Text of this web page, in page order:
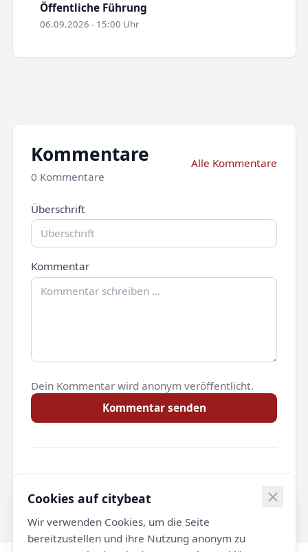
Öffentliche Führung
06.09.2026 - 15:00 Uhr
Kommentare
0 Kommentare
Alle Kommentare
Überschrift
Kommentar
Dein Kommentar wird anonym veröffentlicht.
Kommentar senden
Noch keine Kommentare.
Cookies auf citybeat
Wir verwenden Cookies, um die Seite
bereitzustellen und ihre Nutzung anonym zu